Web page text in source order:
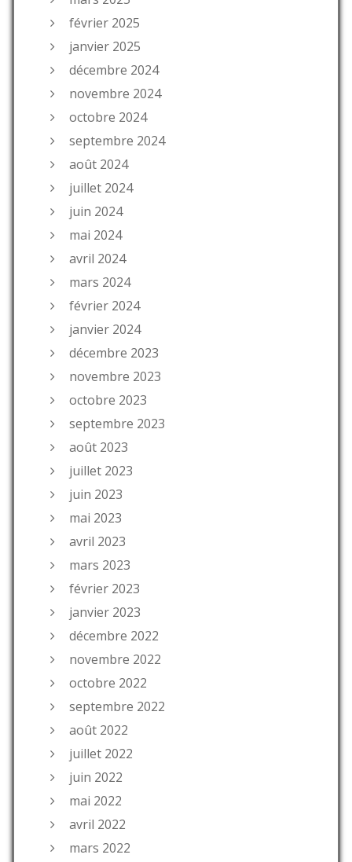
février 2025
janvier 2025
décembre 2024
novembre 2024
octobre 2024
septembre 2024
août 2024
juillet 2024
juin 2024
mai 2024
avril 2024
mars 2024
février 2024
janvier 2024
décembre 2023
novembre 2023
octobre 2023
septembre 2023
août 2023
juillet 2023
juin 2023
mai 2023
avril 2023
mars 2023
février 2023
janvier 2023
décembre 2022
novembre 2022
octobre 2022
septembre 2022
août 2022
juillet 2022
juin 2022
mai 2022
avril 2022
mars 2022